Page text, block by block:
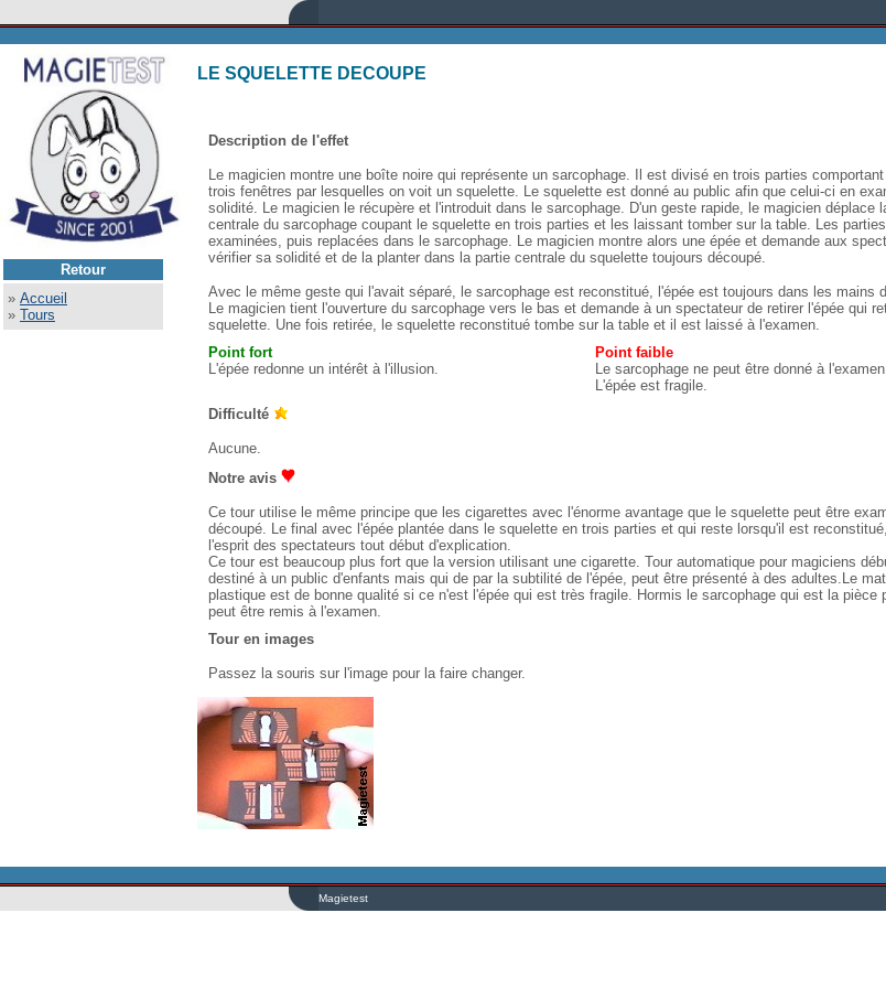
Retour
» Accueil
» Tours
LE SQUELETTE DECOUPE
Description de l'effet
Le magicien montre une boîte noire qui représente un sarcophage. Il est divisé en trois parties
trois fenêtres par lesquelles on voit un squelette. Le squelette est donné au public afin que celui-ci en
solidité. Le magicien le récupère et l'introduit dans le sarcophage. D'un geste rapide, le magicien déplace
centrale du sarcophage coupant le squelette en trois parties et les laissant tomber sur la table. Les
examinées, puis replacées dans le sarcophage. Le magicien montre alors une épée et demande aux
vérifier sa solidité et de la planter dans la partie centrale du squelette toujours découpé.
Avec le même geste qui l'avait séparé, le sarcophage est reconstitué, l'épée est toujours dans les mains
Le magicien tient l'ouverture du sarcophage vers le bas et demande à un spectateur de retirer l'épée qui
squelette. Une fois retirée, le squelette reconstitué tombe sur la table et il est laissé à l'examen.
Point fort
L'épée redonne un intérêt à l'illusion.
Point faible
Le sarcophage ne peut être donné à
L'épée est fragile.
Difficulté
Aucune.
Notre avis
Ce tour utilise le même principe que les cigarettes avec l'énorme avantage que le squelette peut être
découpé. Le final avec l'épée plantée dans le squelette en trois parties et qui reste lorsqu'il est
l'esprit des spectateurs tout début d'explication.
Ce tour est beaucoup plus fort que la version utilisant une cigarette. Tour automatique pour magiciens
destiné à un public d'enfants mais qui de par la subtilité de l'épée, peut être présenté à des adultes.Le
plastique est de bonne qualité si ce n'est l'épée qui est très fragile. Hormis le sarcophage qui est la pièce
peut être remis à l'examen.
Tour en images
Passez la souris sur l'image pour la faire changer.
Magietest